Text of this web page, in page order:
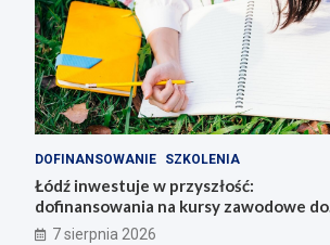
DOFINANSOWANIE SZKOLENIA
Łódź inwestuje w przyszłość:
dofinansowania na kursy zawodowe do
6800 zł!
7 sierpnia 2026